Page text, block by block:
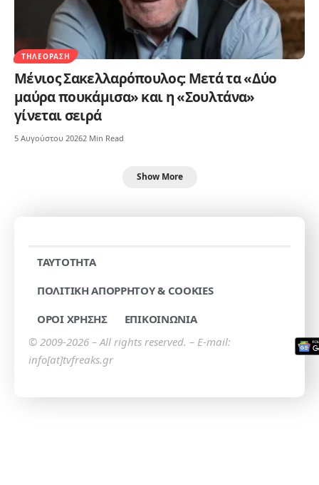
ΤΗΛΕΌΡΑΣΗ
Μένιος Σακελλαρόπουλος: Μετά τα «Δύο
μαύρα πουκάμισα» και η «Σουλτάνα»
γίνεται σειρά
5 Αυγούστου 20262 Min Read
Show More
TAYTOTHTA
ΠΟΛΙΤΙΚΗ ΑΠΟΡΡΗΤΟΥ & COOKIES
ΟΡΟΙ ΧΡΗΣΗΣ
ΕΠΙΚΟΙΝΩΝΙΑ
© 2009-2026 – All rights reserved. – E-mail:
info[at]tvfreaks.gr